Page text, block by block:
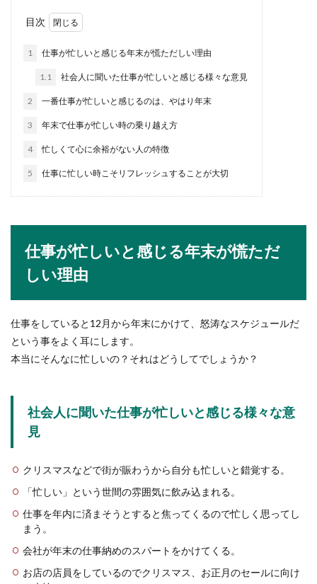
パワハラ上司への仕返し！社長に報告
パワハラ上司による被害を受けている人は、毎日
会社に行くのも嫌になるのではないでしょうか？
なん...
ワイシャツのインナーは何を着る？女
性にオススメな色やポイント
ハローワークから紹介状をもらった企業の面接
なけれ...
相撲中継を見ていると、座布団を投げる人たちの
映像を目にすることもありますよね。座布団を投
ト・デメリット
目次
1 仕事が忙しいと感じる年末が慌ただしい理由
1.1 社会人に聞いた仕事が忙しいと感じる様々な意見
2 一番仕事が忙しいと感じるのは、やはり年末
3 年末で仕事が忙しい時の乗り越え方
4 忙しくて心に余裕がない人の特徴
5 仕事に忙しい時こそリフレッシュすることが大切
仕事が忙しいと感じる年末が慌ただ
しい理由
仕事をしていると12月から年末にかけて、怒涛なスケジュールだ
という事をよく耳にします。
本当にそんなに忙しいの？それはどうしてでしょうか？
社会人に聞いた仕事が忙しいと感じる様々な意
見
クリスマスなどで街が賑わうから自分も忙しいと錯覚する。
「忙しい」という世間の雰囲気に飲み込まれる。
仕事を年内に済まそうとすると焦ってくるので忙しく思ってし
まう。
会社が年末の仕事納めのスパートをかけてくる。
お店の店員をしているのでクリスマス、お正月のセールに向け